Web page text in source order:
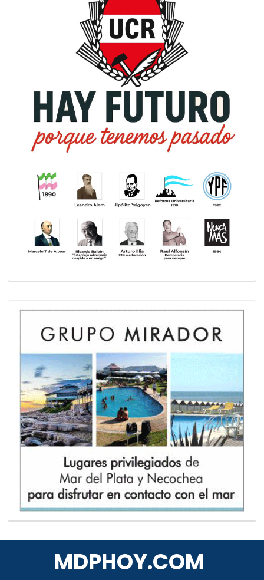
MDPHOY.COM